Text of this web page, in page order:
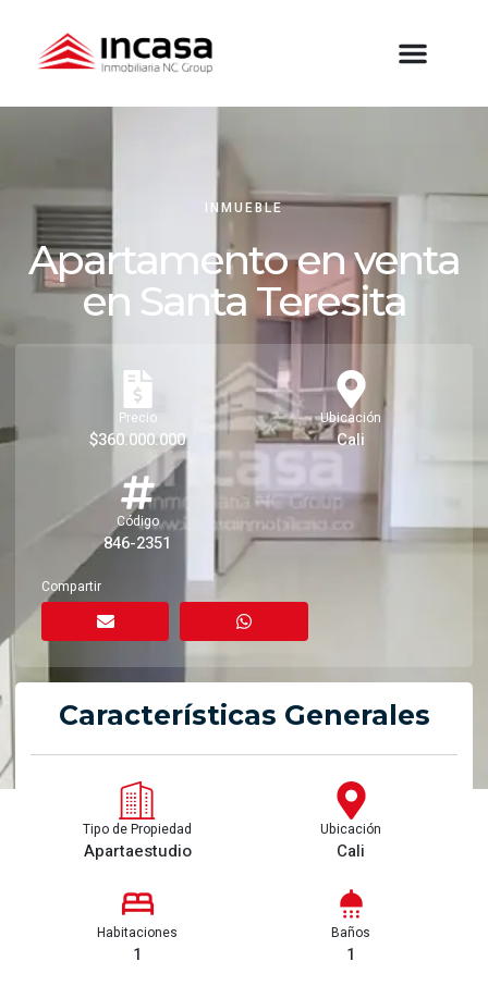
INMUEBLE
Apartamento en venta
en Santa Teresita
Precio
$360.000.000
Ubicación
Cali
Código
846-2351
Compartir
Características Generales
Tipo de Propiedad
Apartaestudio
Ubicación
Cali
Habitaciones
1
Baños
1